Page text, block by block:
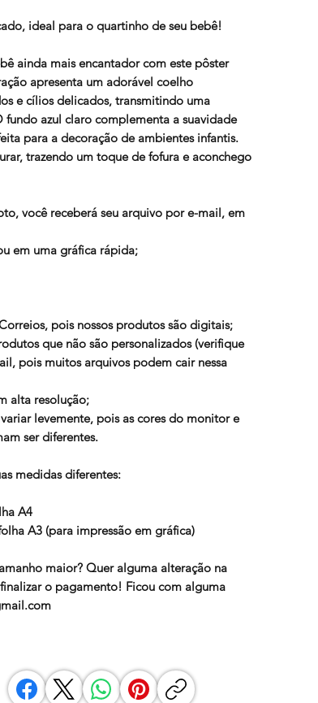
ideal para o quartinho de seu bebê!
ainda mais encantador com este pôster
apresenta um adorável coelho
e cílios delicados, transmitindo uma
fundo azul claro complementa a suavidade
para a decoração de ambientes infantis.
trazendo um toque de fofura e aconchego
você receberá seu arquivo por e-mail, em
em uma gráfica rápida;
pois nossos produtos são digitais;
que não são personalizados (verifique
pois muitos arquivos podem cair nessa
alta resolução;
levemente, pois as cores do monitor e
ser diferentes.
medidas diferentes:
A4
A3 (para impressão em gráfica)
maior? Quer alguma alteração na
o pagamento! Ficou com alguma